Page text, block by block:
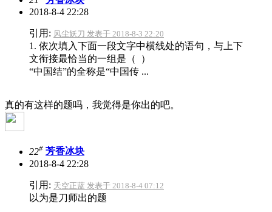
2018-8-4 22:28
引用: 风尘妖刀 发表于 2018-8-3 22:20
1. 依次填入下面一段文字中横线处的语句，与上下
文衔接最恰当的一组是（ ）
“中国结”的全称是“中国传 ...
真的有这样的题吗，我觉得是你出的吧。
22# 芳香冰块
2018-8-4 22:28
引用: 天空正蓝 发表于 2018-8-4 07:12
以为是刀师出的题